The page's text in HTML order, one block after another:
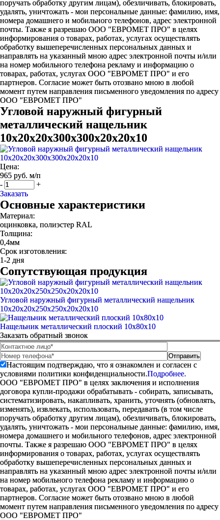
поручать обработку другим лицам), обезличивать, блокировать,
удалять, уничтожать - мои персональные данные: фамилию, имя,
номера домашнего и мобильного телефонов, адрес электронной
почты. Также я разрешаю ООО "ЕВРОМЕТ ПРО" в целях
информирования о товарах, работах, услугах осуществлять
обработку вышеперечисленных персональных данных и
направлять на указанный мною адрес электронной почты и/или
на номер мобильного телефона рекламу и информацию о
товарах, работах, услугах ООО "ЕВРОМЕТ ПРО" и его
партнеров. Согласие может быть отозвано мною в любой
момент путем направления письменного уведомления по адресу
ООО "ЕВРОМЕТ ПРО"
Угловой наружный фигурный
металлический нащельник
10х20х20х300х300х20х20х10
Цена:
965 руб. м/п
-
+
Заказать
Основные характеристики
Материал:
оцинковка, полиэстер RAL
Толщина:
0,4мм
Срок изготовления:
1-2 дня
Сопутствующая продукция
Угловой наружный фигурный металлический нащельник
10х20х20х250х250х20х20х10
Нащельник металлический плоский 10х80х10
Заказать обратный звонок
Настоящим подтверждаю, что я ознакомлен и согласен с
условиями политики конфиденциальности.Подробнее.
ООО "ЕВРОМЕТ ПРО" в целях заключения и исполнения
договора купли-продажи обрабатывать - собирать, записывать,
систематизировать, накапливать, хранить, уточнять (обновлять,
изменять), извлекать, использовать, передавать (в том числе
поручать обработку другим лицам), обезличивать, блокировать,
удалять, уничтожать - мои персональные данные: фамилию, имя,
номера домашнего и мобильного телефонов, адрес электронной
почты. Также я разрешаю ООО "ЕВРОМЕТ ПРО" в целях
информирования о товарах, работах, услугах осуществлять
обработку вышеперечисленных персональных данных и
направлять на указанный мною адрес электронной почты и/или
на номер мобильного телефона рекламу и информацию о
товарах, работах, услугах ООО "ЕВРОМЕТ ПРО" и его
партнеров. Согласие может быть отозвано мною в любой
момент путем направления письменного уведомления по адресу
ООО "ЕВРОМЕТ ПРО"